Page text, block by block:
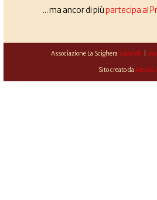
... ma ancor di piùpartecipa al
Associazione La Scighera copyleft|
Sito creato da